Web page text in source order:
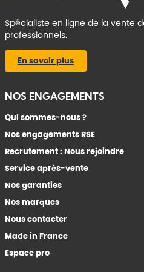
Spécialiste en ligne de la vente
professionnels.
En savoir plus
NOS ENGAGEMENTS
Qui sommes-nous ?
Nos engagements RSE
Recrutement : Nous rejoindre
Service après-vente
Nos garanties
Nos marques
Nous contacter
Made in France
Espace pro